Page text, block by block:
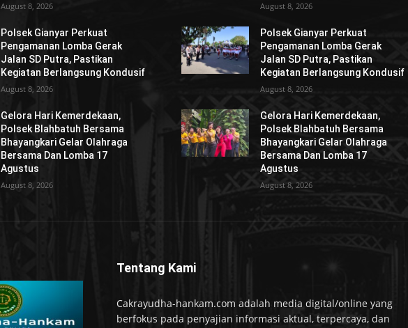
August 8, 2026
Polsek Gianyar Perkuat
Pengamanan Lomba Gerak
Jalan SD Putra, Pastikan
Kegiatan Berlangsung Kondusif
August 8, 2026
Gelora Hari Kemerdekaan,
Polsek Blahbatuh Bersama
Bhayangkari Gelar Olahraga
Bersama Dan Lomba 17
Agustus
August 8, 2026
August 8, 2026
Polsek Gianyar Perkuat
Pengamanan Lomba Gerak
Jalan SD Putra, Pastikan
Kegiatan Berlangsung Kondusif
August 8, 2026
Gelora Hari Kemerdekaan,
Polsek Blahbatuh Bersama
Bhayangkari Gelar Olahraga
Bersama Dan Lomba 17
Agustus
August 8, 2026
Tentang Kami
Cakrayudha-hankam.com adalah media digital/online yang
berfokus pada penyajian informasi aktual, terpercaya, dan